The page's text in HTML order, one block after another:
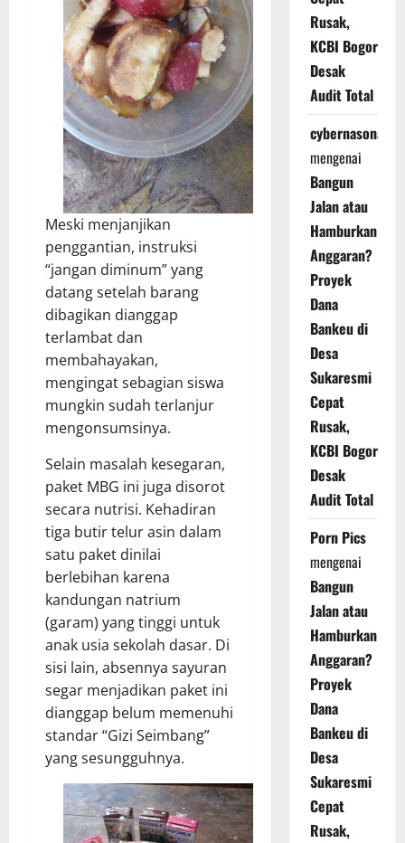
Meski menjanjikan
penggantian, instruksi
“jangan diminum” yang
datang setelah barang
dibagikan dianggap
terlambat dan
membahayakan,
mengingat sebagian siswa
mungkin sudah terlanjur
mengonsumsinya.
Selain masalah kesegaran,
paket MBG ini juga disorot
secara nutrisi. Kehadiran
tiga butir telur asin dalam
satu paket dinilai
berlebihan karena
kandungan natrium
(garam) yang tinggi untuk
anak usia sekolah dasar. Di
sisi lain, absennya sayuran
segar menjadikan paket ini
dianggap belum memenuhi
standar “Gizi Seimbang”
yang sesungguhnya.
Rusak,
KCBI Bogor
Desak
Audit Total
cybernasonal
mengenai
Bangun
Jalan atau
Hamburkan
Anggaran?
Proyek
Dana
Bankeu di
Desa
Sukaresmi
Cepat
Rusak,
KCBI Bogor
Desak
Audit Total
Porn Pics
mengenai
Bangun
Jalan atau
Hamburkan
Anggaran?
Proyek
Dana
Bankeu di
Desa
Sukaresmi
Cepat
Rusak,